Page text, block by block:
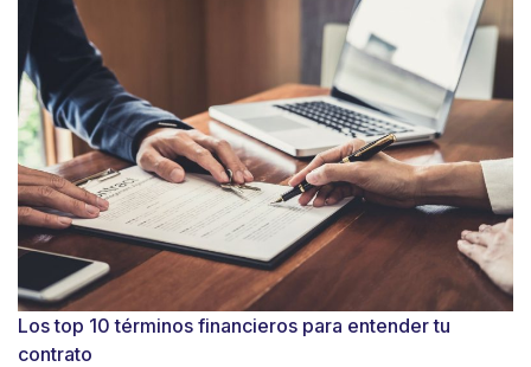
Los top 10 términos financieros para entender tu
contrato